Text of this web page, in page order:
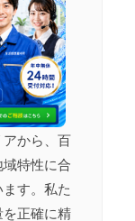
から、百
特性に合
す。私た
正確に精